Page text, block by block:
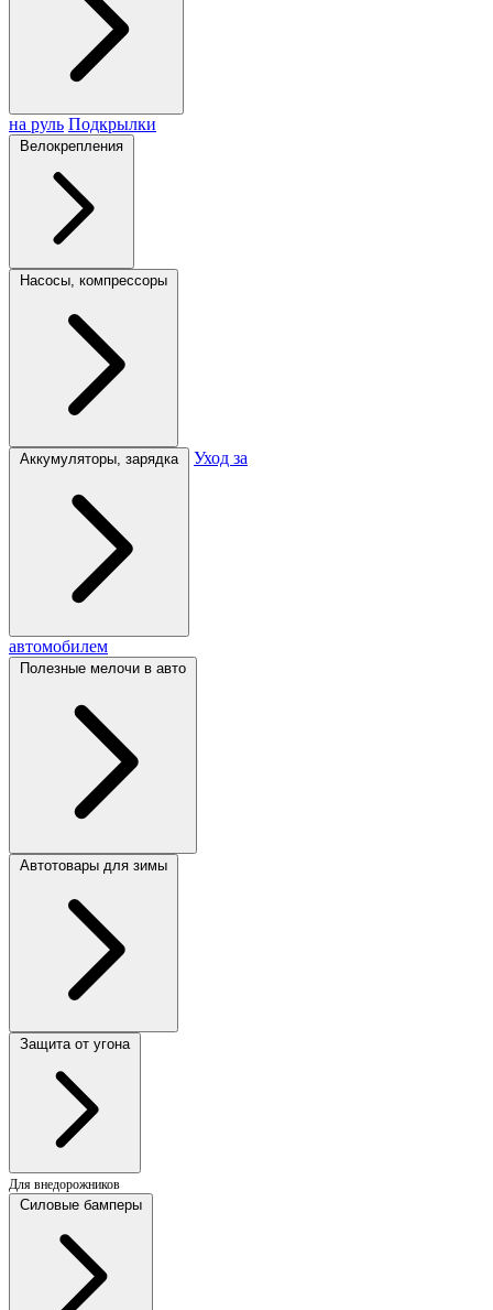
на руль Подкрылки
Велокрепления
Насосы, компрессоры
Аккумуляторы, зарядка Уход за
автомобилем
Полезные мелочи в авто
Автотовары для зимы
Защита от угона
Для внедорожников
Силовые бамперы